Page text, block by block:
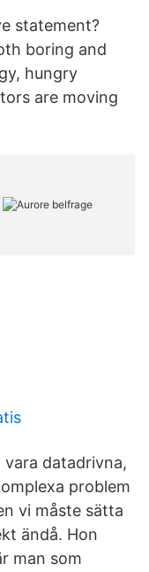
statement?
boring and
hungry
are moving
vara datadrivna,
problem
vi måste sätta
ändå. Hon
man som